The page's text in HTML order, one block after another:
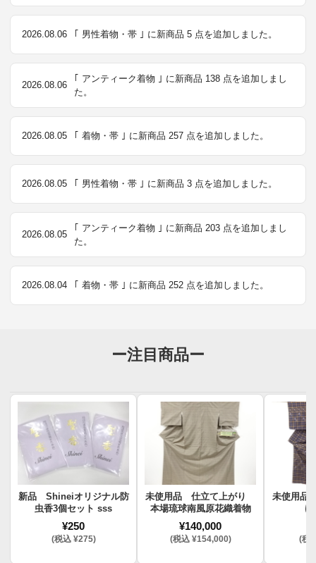
2026.08.06 ｢ 男性着物・帯 ｣ に新商品 5 点を追加しました。
2026.08.06
｢ アンティーク着物 ｣ に新商品 138 点を追加しまし
た。
2026.08.05 ｢ 着物・帯 ｣ に新商品 257 点を追加しました。
2026.08.05 ｢ 男性着物・帯 ｣ に新商品 3 点を追加しました。
2026.08.05
｢ アンティーク着物 ｣ に新商品 203 点を追加しまし
た。
2026.08.04 ｢ 着物・帯 ｣ に新商品 252 点を追加しました。
ー注目商品ー
新品 Shineiオリジナル防
虫香3個セット sss
¥250
(税込 ¥275)
未使用品 仕立て上がり
本場琉球南風原花織着物
¥140,000
(税込 ¥154,000)
未使用品
(税